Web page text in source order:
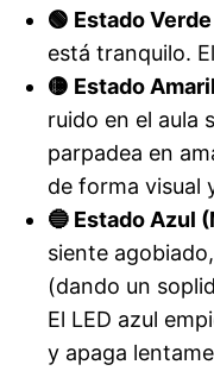
🟢 Estado
está tranquilo.
🟡 Estado
ruido en el aula
parpadea en
de forma visual
🔵 Estado Azul
siente
(dando un
El LED azul
y apaga